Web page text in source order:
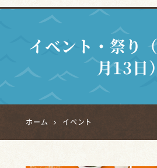
イベント・祭り
月13日）
ホーム イベント